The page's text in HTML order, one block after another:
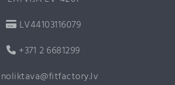
LV44103116079
+371 2 6681299
noliktava@fitfactory.lv